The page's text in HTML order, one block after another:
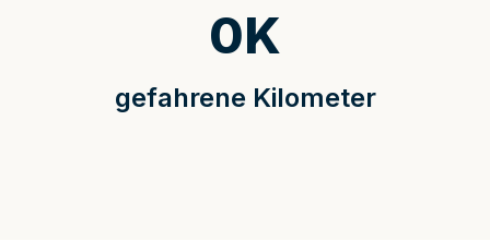
gefahrene Kilometer
0K